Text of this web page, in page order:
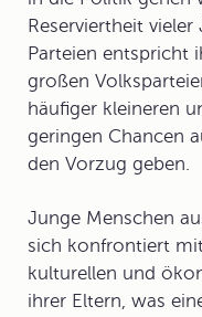
Reserviertheit
Parteien entspricht
großen
häufiger kleineren
geringen Chancen
den Vorzug geben.
Junge Menschen
sich konfrontiert
kulturellen und
ihrer Eltern, was